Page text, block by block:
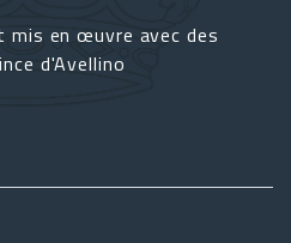
mis en œuvre avec des
d'Avellino